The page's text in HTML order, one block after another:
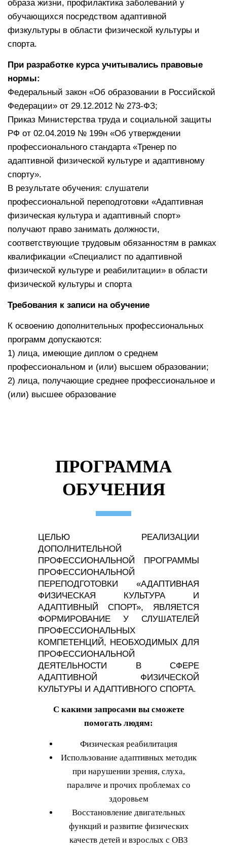
образа жизни, профилактика заболеваний у
обучающихся посредством адаптивной
физкультуры в области физической культуры и
спорта.
При разработке курса учитывались правовые
нормы:
Федеральный закон «Об образовании в Российской
Федерации» от 29.12.2012 № 273-ФЗ;
Приказ Министерства труда и социальной защиты
РФ от 02.04.2019 № 199н «Об утверждении
профессионального стандарта «Тренер по
адаптивной физической культуре и адаптивному
спорту».
В результате обучения: слушатели
профессиональной переподготовки «Адаптивная
физическая культура и адаптивный спорт»
получают право занимать должности,
соответствующие трудовым обязанностям в рамках
квалификации «Специалист по адаптивной
физической культуре и реабилитации» в области
физической культуры и спорта
Требования к записи на обучение
К освоению дополнительных профессиональных
программ допускаются:
1) лица, имеющие диплом о среднем
профессиональном и (или) высшем образовании;
2) лица, получающие среднее профессиональное и
(или) высшее образование
ПРОГРАММА
ОБУЧЕНИЯ
ЦЕЛЬЮ РЕАЛИЗАЦИИ
ДОПОЛНИТЕЛЬНОЙ
ПРОФЕССИОНАЛЬНОЙ ПРОГРАММЫ
ПРОФЕССИОНАЛЬНОЙ
ПЕРЕПОДГОТОВКИ «АДАПТИВНАЯ
ФИЗИЧЕСКАЯ КУЛЬТУРА И
АДАПТИВНЫЙ СПОРТ», ЯВЛЯЕТСЯ
ФОРМИРОВАНИЕ У СЛУШАТЕЛЕЙ
ПРОФЕССИОНАЛЬНЫХ
КОМПЕТЕНЦИЙ, НЕОБХОДИМЫХ ДЛЯ
ПРОФЕССИОНАЛЬНОЙ
ДЕЯТЕЛЬНОСТИ В СФЕРЕ
АДАПТИВНОЙ ФИЗИЧЕСКОЙ
КУЛЬТУРЫ И АДАПТИВНОГО СПОРТА.
С какими запросами вы сможете
помогать людям:
Физическая реабилитация
Использование адаптивных методик
при нарушении зрения, слуха,
параличе и прочих проблемах со
здоровьем
Восстановление двигательных
функций и развитие физических
качеств детей и взрослых с ОВЗ